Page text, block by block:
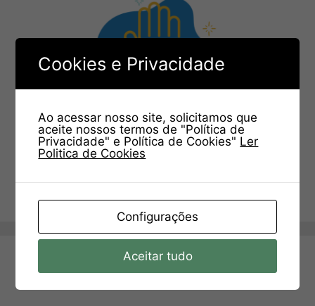
Cookies e Privacidade
Ao acessar nosso site, solicitamos que
aceite nossos termos de "Política de
Privacidade" e Política de Cookies" Ler
Politica de Cookies
Configurações
Aceitar tudo